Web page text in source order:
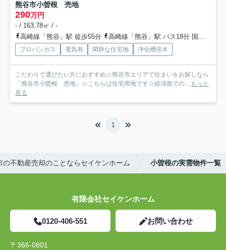
熊谷市小曽根 売地
290万円
- / 163.78㎡ / -
高崎線「熊谷」駅 徒歩55分
高崎線「熊谷」駅 バス18分 国際十王交通「赤城神社〔国際十王交通〕」 停歩7分
プロパンガス 電気有 閑静な住宅地 浄化槽排水
こだわりで選びたい方におすすめ☆熊谷市エリアで住まいをお探しなら
「熊谷市小曽根 売地」☆こちらは住宅用地です☆経済面での... もっと
見る
1
の不動産売却のことならセイケンホーム 小曽根の実需物件一覧
有限会社セイケンホーム
0120-406-551 お問い合わせ
〒366-0801